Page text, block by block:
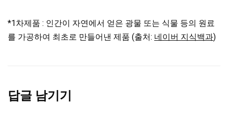
*1차제품 : 인간이 자연에서 얻은 광물 또는 식물 등의 원료
를 가공하여 최초로 만들어낸 제품 (출처: 네이버 지식백과)
답글 남기기